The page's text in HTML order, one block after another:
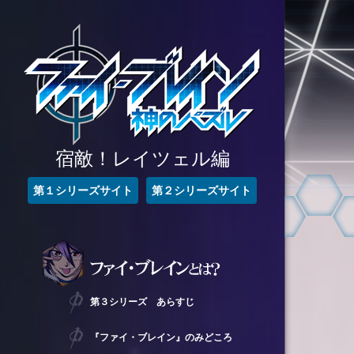
宿敵！レイツェル編
第１シリーズサイト 第２シリーズサイト
第３シリーズ あらすじ
『ファイ・ブレイン』のみどころ